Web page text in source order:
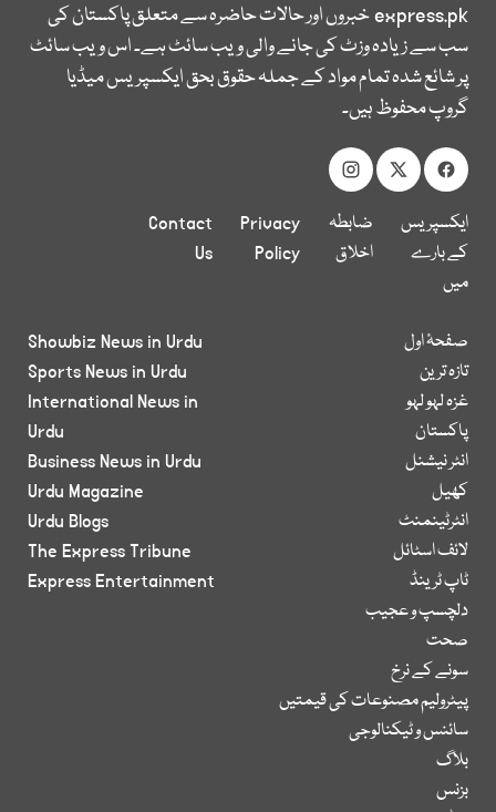
express.pkخبروں اور حالات حاضرہ سے متعلق پاکستان کی
سب سے زیادہ وزٹ کی جانے والی ویب سائٹ ہے۔ اس ویب سائٹ
پر شائع شدہ تمام مواد کے جملہ حقوق بحق ایکسپریس میڈیا
گروپ محفوظ ہیں۔
ایکسپریس
کے بارے
میں
ضابطہ
اخلاق
Privacy
Policy
Contact
Us
صفحۂ اول
تازہ ترین
غزہ لہو لہو
پاکستان
انٹر نیشنل
کھیل
انٹرٹینمنٹ
لائف اسٹائل
ٹاپ ٹرینڈ
دلچسپ و عجیب
صحت
سونے کے نرخ
پیٹرولیم مصنوعات کی قیمتیں
سائنس و ٹیکنالوجی
بلاگ
بزنس
Showbiz News in Urdu
Sports News in Urdu
International News in
Urdu
Business News in Urdu
Urdu Magazine
Urdu Blogs
The Express Tribune
Express Entertainment